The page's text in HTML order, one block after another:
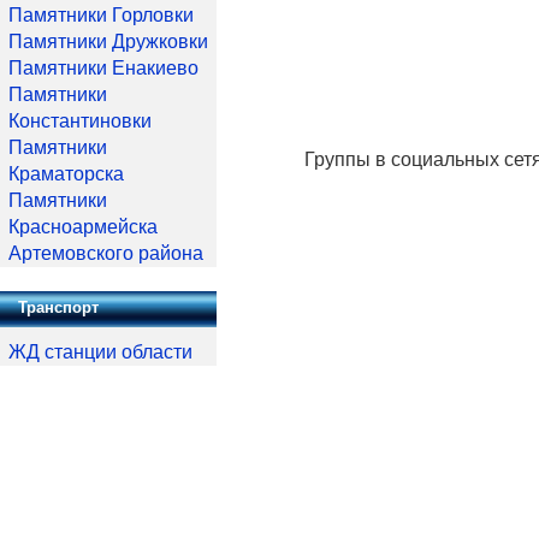
Группы в социальных
Памятники Горловки
Памятники Дружковки
Памятники Енакиево
Памятники
Константиновки
Памятники
Краматорска
Памятники
Красноармейска
Артемовского района
Транспорт
ЖД станции области